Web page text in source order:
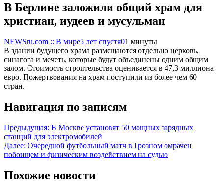
В Берлине заложили общий храм для
христиан, иудеев и мусульман
NEWSru.com :: В мире5 лет спустя01 минуты
В здании будущего храма размещаются отдельно церковь,
синагога и мечеть, которые будут объединены одним общим
залом. Стоимость строительства оценивается в 47,3 миллиона
евро. Пожертвования на храм поступили из более чем 60
стран.
Навигация по записям
Предыдущая: В Москве установят 50 мощных зарядных
станций для электромобилей
Далее: Очередной футбольный матч в Грозном омрачен
побоищем и физическим воздействием на судью
Похожие новости